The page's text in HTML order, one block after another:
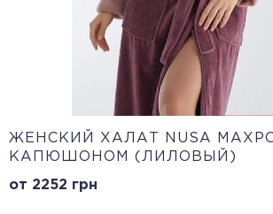
ЖЕНСКИЙ ХАЛАТ NUSA
КАПЮШОНОМ (ЛИЛОВЫЙ)
от 2252 грн